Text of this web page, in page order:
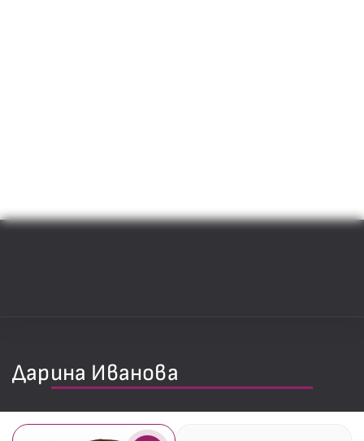
Дарина Иванова